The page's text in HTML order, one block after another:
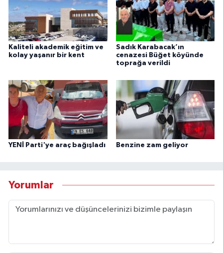
Kaliteli akademik eğitim ve
kolay yaşanır bir kent
Sadık Karabacak’ın
cenazesi Büğet köyünde
toprağa verildi
YENİ Parti'ye araç bağışladı Benzine zam geliyor
Yorumlar